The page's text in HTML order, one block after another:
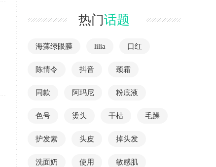
热门话题
海藻绿眼膜 lilia 口红
陈情令 抖音 颈霜
同款 阿玛尼 粉底液
色号 烫头 干枯 毛躁
护发素 头皮 掉头发
洗面奶 使用 敏感肌